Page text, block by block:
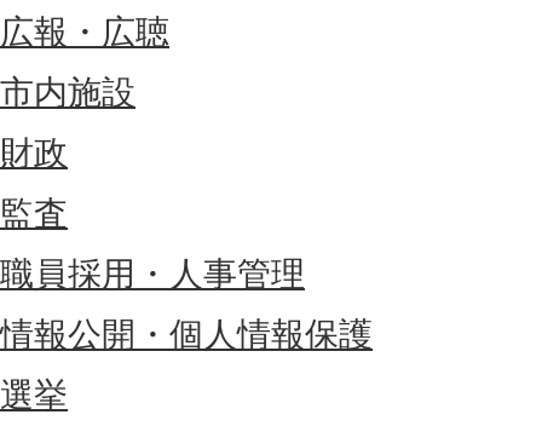
広報・広聴
市内施設
財政
監査
職員採用・人事管理
情報公開・個人情報保護
選挙